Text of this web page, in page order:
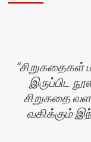
சிறுகதைகள்
இருப்பிட
சிறுகதை
வகிக்கும்